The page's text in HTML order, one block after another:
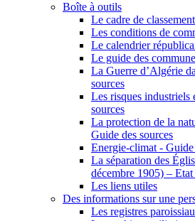
Boîte à outils
Le cadre de classement
Les conditions de
Le calendrier
Le guide des
La Guerre d’Algérie
sources
Les risques industriels
sources
La protection de la
Guide des sources
Energie-climat - Guide
La séparation des
décembre 1905) – Etat
Les liens utiles
Des informations sur une
Les registres